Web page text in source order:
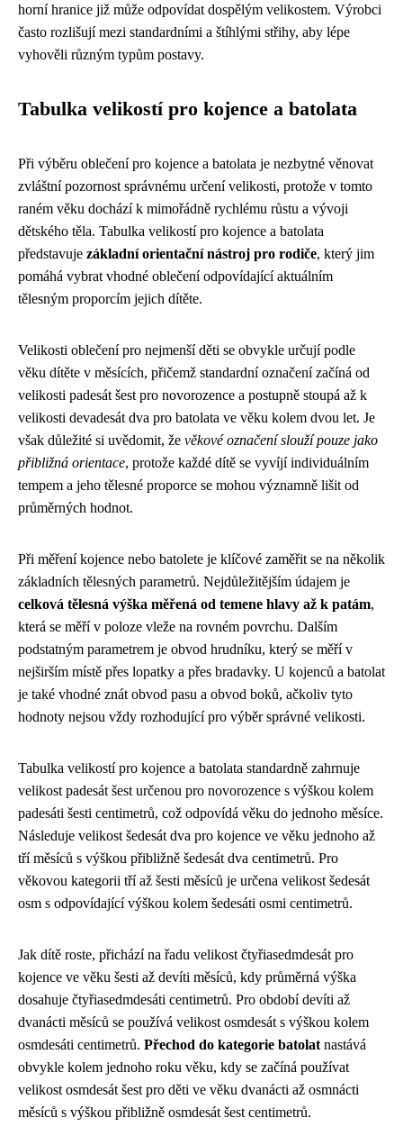
horní hranice již může odpovídat dospělým velikostem. Výrobci
často rozlišují mezi standardními a štíhlými střihy, aby lépe
vyhověli různým typům postavy.
Tabulka velikostí pro kojence a batolata
Při výběru oblečení pro kojence a batolata je nezbytné věnovat
zvláštní pozornost správnému určení velikosti, protože v tomto
raném věku dochází k mimořádně rychlému růstu a vývoji
dětského těla. Tabulka velikostí pro kojence a batolata
představuje základní orientační nástroj pro rodiče, který jim
pomáhá vybrat vhodné oblečení odpovídající aktuálním
tělesným proporcím jejich dítěte.
Velikosti oblečení pro nejmenší děti se obvykle určují podle
věku dítěte v měsících, přičemž standardní označení začíná od
velikosti padesát šest pro novorozence a postupně stoupá až k
velikosti devadesát dva pro batolata ve věku kolem dvou let. Je
však důležité si uvědomit, že věkové označení slouží pouze jako
přibližná orientace, protože každé dítě se vyvíjí individuálním
tempem a jeho tělesné proporce se mohou významně lišit od
průměrných hodnot.
Při měření kojence nebo batolete je klíčové zaměřit se na několik
základních tělesných parametrů. Nejdůležitějším údajem je
celková tělesná výška měřená od temene hlavy až k patám,
která se měří v poloze vleže na rovném povrchu. Dalším
podstatným parametrem je obvod hrudníku, který se měří v
nejširším místě přes lopatky a přes bradavky. U kojenců a batolat
je také vhodné znát obvod pasu a obvod boků, ačkoliv tyto
hodnoty nejsou vždy rozhodující pro výběr správné velikosti.
Tabulka velikostí pro kojence a batolata standardně zahrnuje
velikost padesát šest určenou pro novorozence s výškou kolem
padesáti šesti centimetrů, což odpovídá věku do jednoho měsíce.
Následuje velikost šedesát dva pro kojence ve věku jednoho až
tří měsíců s výškou přibližně šedesát dva centimetrů. Pro
věkovou kategorii tří až šesti měsíců je určena velikost šedesát
osm s odpovídající výškou kolem šedesáti osmi centimetrů.
Jak dítě roste, přichází na řadu velikost čtyřiasedmdesát pro
kojence ve věku šesti až devíti měsíců, kdy průměrná výška
dosahuje čtyřiasedmdesáti centimetrů. Pro období devíti až
dvanácti měsíců se používá velikost osmdesát s výškou kolem
osmdesáti centimetrů. Přechod do kategorie batolat nastává
obvykle kolem jednoho roku věku, kdy se začíná používat
velikost osmdesát šest pro děti ve věku dvanácti až osmnácti
měsíců s výškou přibližně osmdesát šest centimetrů.